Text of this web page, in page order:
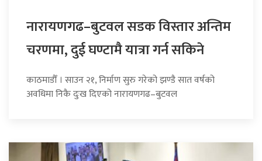
नारायणगढ–बुटवल सडक विस्तार अन्तिम
चरणमा, दुई घण्टामै यात्रा गर्न सकिने
काठमाडौँ । साउन २१, निर्माण सुरु गरेको झण्डै सात वर्षको
अवधिमा निकै दुःख दिएको नारायणगढ–बुटवल